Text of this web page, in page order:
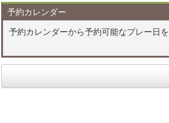
予約カレンダー
予約カレンダーから予約可能なプレー日を